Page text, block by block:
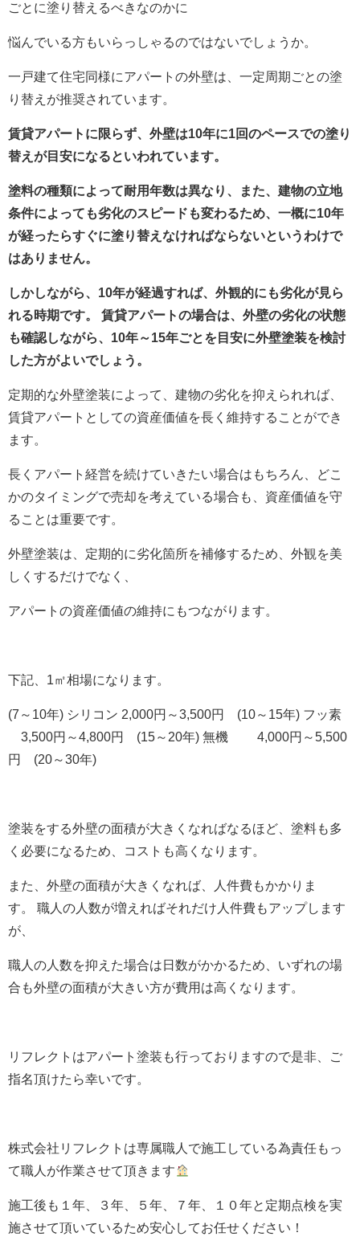
ごとに塗り替えるべきなのかに
悩んでいる方もいらっしゃるのではないでしょうか。
一戸建て住宅同様にアパートの外壁は、一定周期ごとの塗
り替えが推奨されています。
賃貸アパートに限らず、 外壁は10年に1回のペースでの塗り
替えが目安になるといわれています。
塗料の種類によって耐用年数は異なり、また、建物の立地
条件によっても劣化のスピードも変わるため、一概に10年
が経ったらすぐに塗り替えなければならないというわけで
はありません。
しかしながら、10年が経過すれば、外観的にも劣化が見ら
れる時期です。 賃貸アパートの場合は、外壁の劣化の状態
も確認しながら、 10年～15年ごとを目安に外壁塗装を検討
した方がよいでしょう。
定期的な外壁塗装によって、建物の劣化を抑えられれば、
賃貸アパートとしての資産価値を長く維持することができ
ます。
長くアパート経営を続けていきたい場合はもちろん、どこ
かのタイミングで売却を考えている場合も、資産価値を守
ることは重要です。
外壁塗装は、定期的に劣化箇所を補修するため、外観を美
しくするだけでなく、
アパートの資産価値の維持にもつながります。
下記、1㎡相場になります。
(7～10年) シリコン 2,000円～3,500円 (10～15年) フッ素
3,500円～4,800円 (15～20年) 無機 4,000円～5,500
円 (20～30年)
塗装をする外壁の面積が大きくなればなるほど、塗料も多
く必要になるため、
コストも高くなります。
また、外壁の面積が大きくなれば、
人件費もかかりま
す。
職人の人数が増えればそれだけ人件費もアップします
が、
職人の人数を抑えた場合は日数がかかるため、いずれの場
合も外壁の面積が大きい方が費用は高くなります。
リフレクトはアパート塗装も行っておりますので是非、ご
指名頂けたら幸いです。
株式会社 リフレクト は専属職人で施工している為責任もっ
て職人が作業させて頂きます
施工後も１年、３年、５年、７年、１０年と定期点検を実
施させて頂いているため安心してお任せください！